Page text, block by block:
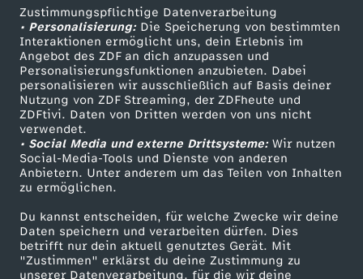
Zustimmungspflichtige Datenverarbeitung
• Personalisierung:Die Speicherung von bestimmten
Interaktionen ermöglicht uns, dein Erlebnis im
Angebot des ZDF an dich anzupassen und
Personalisierungsfunktionen anzubieten. Dabei
personalisieren wir ausschließlich auf Basis deiner
Nutzung von ZDF Streaming, der ZDFheute und
ZDFtivi. Daten von Dritten werden von uns nicht
verwendet.
• Social Media und externe Drittsysteme:Wir nutzen
Social-Media-Tools und Dienste von anderen
Anbietern. Unter anderem um das Teilen von Inhalten
zu ermöglichen.
Du kannst entscheiden, für welche Zwecke wir deine
Daten speichern und verarbeiten dürfen. Dies
betrifft nur dein aktuell genutztes Gerät. Mit
"Zustimmen" erklärst du deine Zustimmung zu
unserer Datenverarbeitung, für die wir deine
o
m
7
.
J
u
l
Livestreams
Sendungen A-Z
TV-Programm
Zuschauerservice
Hilfe
ZDF Unternehmen
Karriere
ZDF goes Schule
Werbefernsehen